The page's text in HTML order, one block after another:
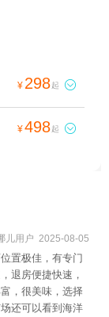
¥ 298起 
¥498起 
儿用户 2025-08-05
置极佳，有专门
退房便捷快速，
，很美味，选择
还可以看到海洋